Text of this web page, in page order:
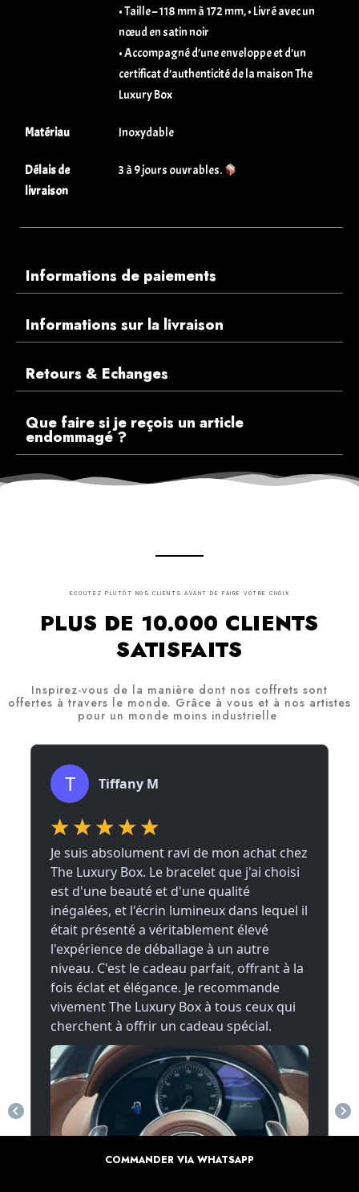
• Taille – 118 mm à 172 mm, • Livré avec un
nœud en satin noir
• Accompagné d’une enveloppe et d’un
certificat d’authenticité de la maison The
Luxury Box
Matériau Inoxydable
Délais de
livraison
3 à 9 jours ouvrables.
Informations de paiements
Informations sur la livraison
Retours & Echanges
Que faire si je reçois un article
endommagé ?
ECOUTEZ PLUTÔT NOS CLIENTS AVANT DE FAIRE VOTRE CHOIX
PLUS DE 10.000 CLIENTS
SATISFAITS
Inspirez-vous de la manière dont nos coffrets sont
offertes à travers le monde. Grâce à vous et à nos artistes
pour un monde moins industrielle
COMMANDER VIA WHATSAPP